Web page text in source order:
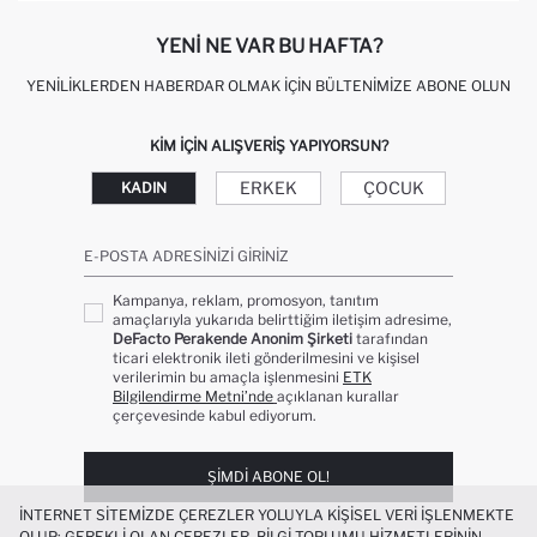
YENI NE VAR BU HAFTA?
YENILIKLERDEN HABERDAR OLMAK İÇIN BÜLTENIMIZE ABONE OLUN
KIM IÇIN ALIŞVERIŞ YAPIYORSUN?
KADIN ERKEK ÇOCUK
E-POSTA ADRESINIZI GIRINIZ
Kampanya, reklam, promosyon, tanıtım
amaçlarıyla yukarıda belirttiğim iletişim adresime,
DeFacto Perakende Anonim Şirketi tarafından
ticari elektronik ileti gönderilmesini ve kişisel
verilerimin bu amaçla işlenmesini ETK
Bilgilendirme Metni’nde açıklanan kurallar
çerçevesinde kabul ediyorum.
ŞIMDI ABONE OL!
İNTERNET SITEMIZDE ÇEREZLER YOLUYLA KIŞISEL VERI IŞLENMEKTE